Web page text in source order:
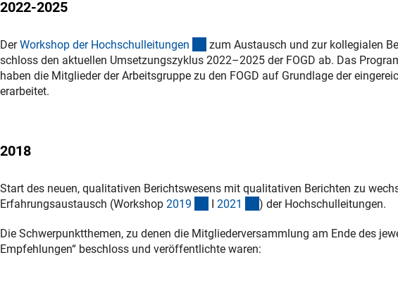
2022-2025
DerWorkshop der Hochschulleitungen (interner Link)
zum Austausch und zur kollegialen
schloss den aktuellen Umsetzungszyklus 2022–2025 der FOGD ab. Das
haben die Mitglieder der Arbeitsgruppe zu den FOGD auf Grundlage der
erarbeitet.
2018
Start des neuen, qualitativen Berichtswesens mit qualitativen Berichten zu
Erfahrungsaustausch (Workshop 201 9 (interner Link)
2021 (interner Link)
) der Hochschulleitungen.
Die Schwerpunktthemen, zu denen die Mitgliederversammlung am Ende des
Empfehlungen“ beschloss und veröffentlichte waren: